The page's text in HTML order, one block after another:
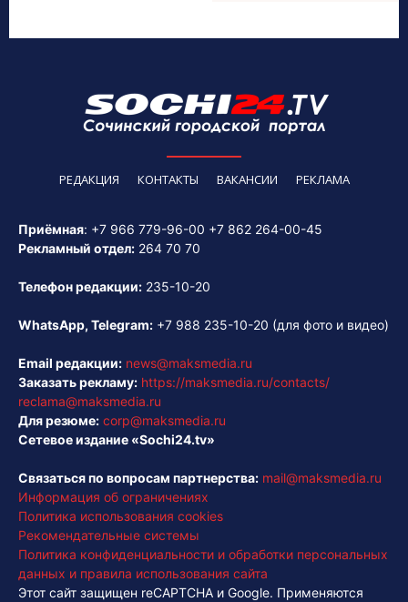
РЕДАКЦИЯ КОНТАКТЫ ВАКАНСИИ РЕКЛАМА
Приёмная: +7 966 779-96-00 +7 862 264-00-45
Рекламный отдел: 264 70 70
Телефон редакции: 235-10-20
WhatsApp, Telegram: +7 988 235-10-20 (для фото и видео)
Email редакции: news@maksmedia.ru
Заказать рекламу: https://maksmedia.ru/contacts/
reclama@maksmedia.ru
Для резюме: corp@maksmedia.ru
Сетевое издание «Sochi24.tv»
Связаться по вопросам партнерства: mail@maksmedia.ru
Информация об ограничениях
Политика использования cookies
Рекомендательные системы
Политика конфиденциальности и обработки персональных
данных и правила использования сайта
Этот сайт защищен reCAPTCHA и Google. Применяются